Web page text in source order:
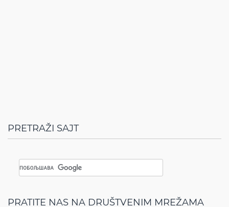
PRETRAŽI SAJT
PRATITE NAS NA DRUŠTVENIM MREŽAMA